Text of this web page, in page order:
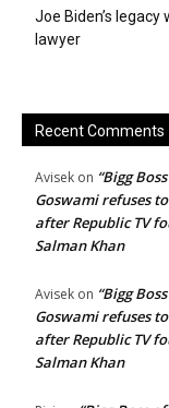
Joe Biden’s legacy
lawyer
Recent Comments
Avisek on “Bigg
Goswami refuses to
after Republic TV
Salman Khan
Avisek on “Bigg
Goswami refuses to
after Republic TV
Salman Khan